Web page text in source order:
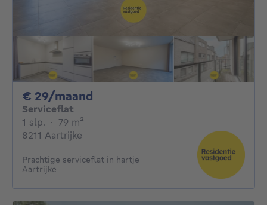
€ 29/maand
Serviceflat
1 slp. 1 slaapkamer
· 79 m²
8211 Aartrijke
Prachtige serviceflat in hartje
Aartrijke